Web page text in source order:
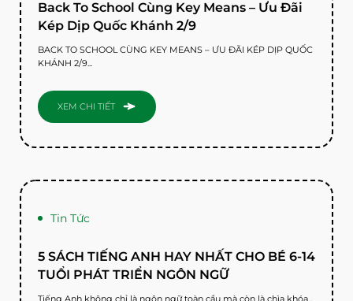
Back To School Cùng Key Means – Ưu Đãi
Kép Dịp Quốc Khánh 2/9
BACK TO SCHOOL CÙNG KEY MEANS – ƯU ĐÃI KÉP DỊP QUỐC
KHÁNH 2/9...
XEM CHI TIẾT
Tin Tức
5 SÁCH TIẾNG ANH HAY NHẤT CHO BÉ 6-14
TUỔI PHÁT TRIỂN NGÔN NGỮ
Tiếng Anh không chỉ là ngôn ngữ toàn cầu mà còn là chìa khóa...